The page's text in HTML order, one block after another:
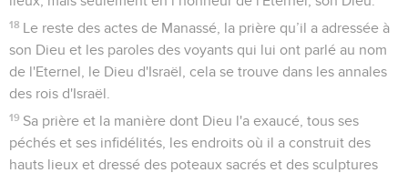
18 Le reste des actes de Manassé, la prière qu’il a adressée à
son Dieu et les paroles des voyants qui lui ont parlé au nom
de l'Eternel, le Dieu d'Israël, cela se trouve dans les annales
des rois d'Israël.
19 Sa prière et la manière dont Dieu l'a exaucé, tous ses
péchés et ses infidélités, les endroits où il a construit des
hauts lieux et dressé des poteaux sacrés et des sculptures